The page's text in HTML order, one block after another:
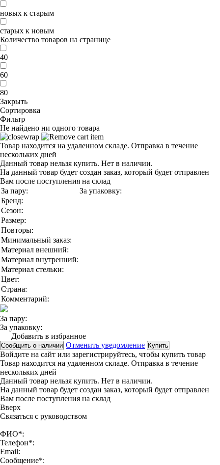
новых к старым
старых к новым
Количество товаров на странице
40
60
80
Закрыть
Сортировка
Фильтр
Не найдено ни одного товара
Товар находится на удаленном складе. Отправка в течение
нескольких дней
Данный товар нельзя купить. Нет в наличии.
На данный товар будет создан заказ, который будет отправлен
Вам после поступления на склад
За пару:
За упаковку:
Бренд:
Сезон:
Размер:
Повторы:
Минимальный заказ:
Материал внешний:
Материал внутренний:
Материал стельки:
Цвет:
Страна:
Комментарий:
За пару:
За упаковку:
Добавить в избранное
Сообщить о наличии Отменить уведомление Купить
Войдите на сайт или зарегистрируйтесь, чтобы купить товар
Товар находится на удаленном складе. Отправка в течение
нескольких дней
Данный товар нельзя купить. Нет в наличии.
На данный товар будет создан заказ, который будет отправлен
Вам после поступления на склад
Вверx
Связаться с руководством
ФИО*:
Телефон*:
Email:
Сообщение*: